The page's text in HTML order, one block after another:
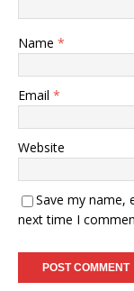
Name *
Email *
Website
Save my name,
next time I